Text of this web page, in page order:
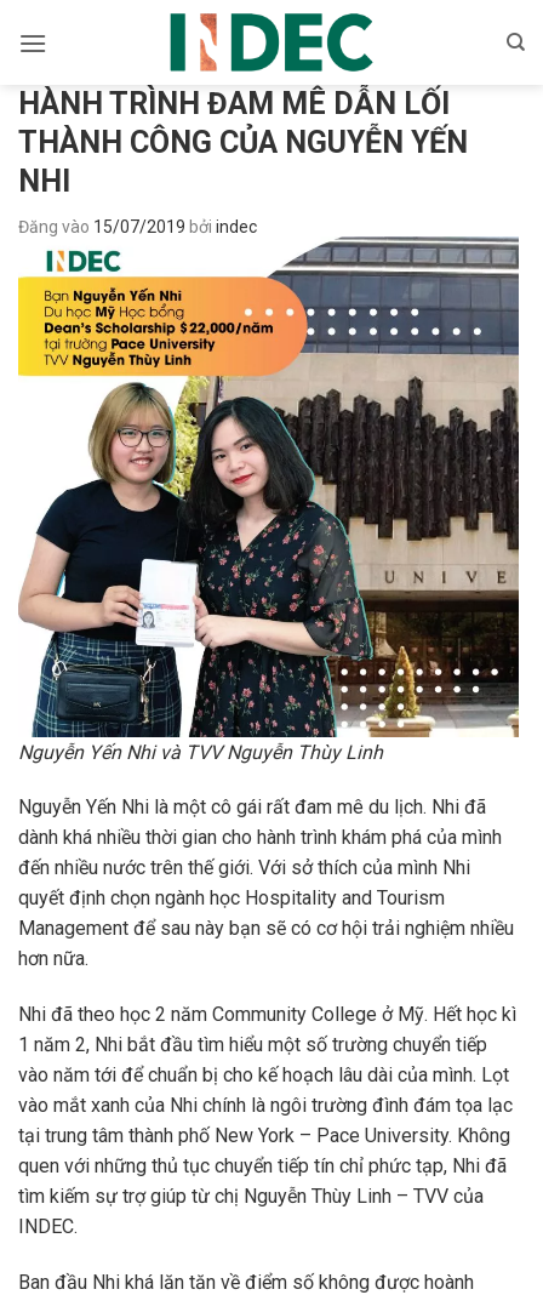
qua
dungHÀNH TRÌNH ĐAM MÊ DẪN LỐI
THÀNH CÔNG CỦA NGUYỄN YẾN
NHI
Đăng vào 15/07/2019 bởi indec
Nguyễn Yến Nhi và TVV Nguyễn Thùy Linh
Nguyễn Yến Nhi là một cô gái rất đam mê du lịch. Nhi đã
dành khá nhiều thời gian cho hành trình khám phá của mình
đến nhiều nước trên thế giới. Với sở thích của mình Nhi
quyết định chọn ngành học Hospitality and Tourism
Management để sau này bạn sẽ có cơ hội trải nghiệm nhiều
hơn nữa.
Nhi đã theo học 2 năm Community College ở Mỹ. Hết học kì
1 năm 2, Nhi bắt đầu tìm hiểu một số trường chuyển tiếp
vào năm tới để chuẩn bị cho kế hoạch lâu dài của mình. Lọt
vào mắt xanh của Nhi chính là ngôi trường đình đám tọa lạc
tại trung tâm thành phố New York – Pace University. Không
quen với những thủ tục chuyển tiếp tín chỉ phức tạp, Nhi đã
tìm kiếm sự trợ giúp từ chị Nguyễn Thùy Linh – TVV của
INDEC.
Ban đầu Nhi khá lăn tăn về điểm số không được hoành